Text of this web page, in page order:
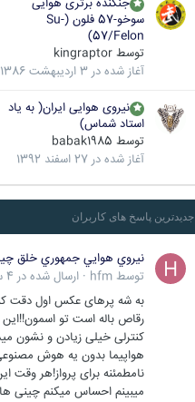
سوخو-57 فلون (Su-
57/Felon)
توسط kingraptor
آغاز شده در 3 اردیبهشت 1386
نیروی هوایی ایران( به یاد
استاد شماس)
توسط babak1985
آغاز شده در 27 اسفند 1392
جدیدترین پاسخ های کاربران
نيروي هوايي جمهوري خلق
توسط hfm
· ارسال شده در 4 ساعات قبل
به شه پرهای عکس اول دقت
رقاص باله است تو
کنترلی خیلی زیادن و نشون
هواپیما بدون یه هوش
نامطمئنه برای پرواز!هر وقت
میبینم احساس میکنم چینی